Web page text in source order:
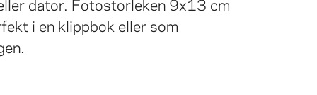
i en klippbok eller som